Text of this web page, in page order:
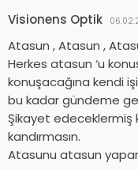
Visionens Optik
Atasun , Atasun ,
Herkes atasun ‘u
konuşacağına kendi
bu kadar gündeme
Şikayet edeceklermiş
kandırmasın.
Atasunu atasun